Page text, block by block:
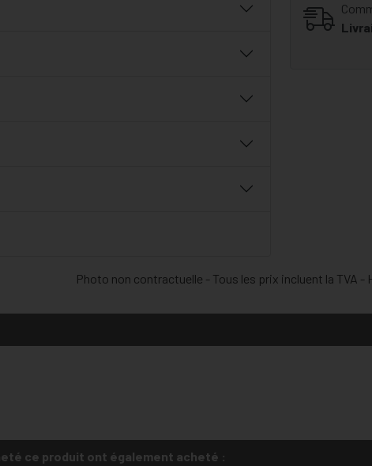
chaleur et les
Photo non contractuelle - Tous les prix incluent la TVA -
ce produit ont également acheté :